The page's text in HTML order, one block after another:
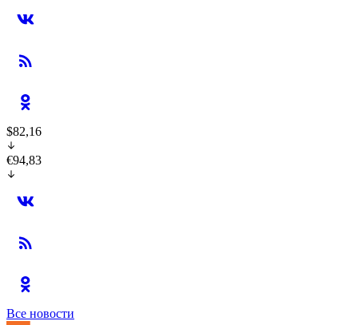
$82,16
€94,83
Все новости